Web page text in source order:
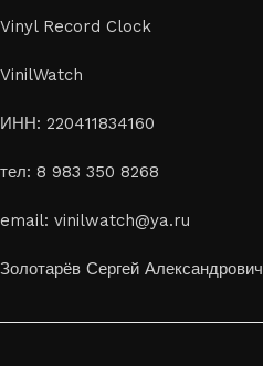
Vinyl Record Clock
VinilWatch
ИНН: 220411834160
тел: 8 983 350 8268
email: vinilwatch@ya.ru
Золотарёв Сергей Александрович